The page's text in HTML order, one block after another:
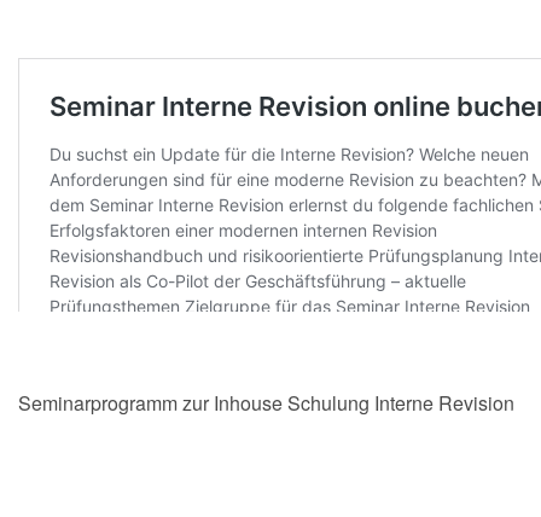
Seminarprogramm zur Inhouse Schulung Interne Revision